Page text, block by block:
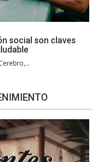
social son claves